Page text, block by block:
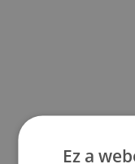
Ez a